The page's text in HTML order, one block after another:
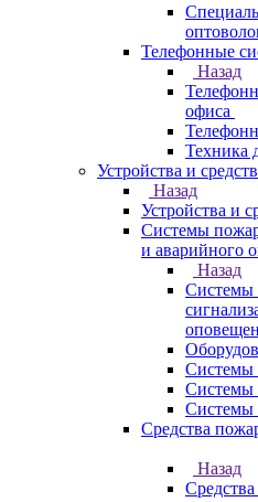
Телефонные
Назад
офиса
Техника
Устройства и
Назад
Устройства и
Системы
и аварийного
Назад
Системы
Системы
Системы
Системы
Средства
Назад